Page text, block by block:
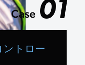
トロー
Case 01